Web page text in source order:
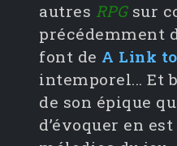
autres RPGsur
précédemment
font de A Link
intemporel... Et
de son épique
d’évoquer en